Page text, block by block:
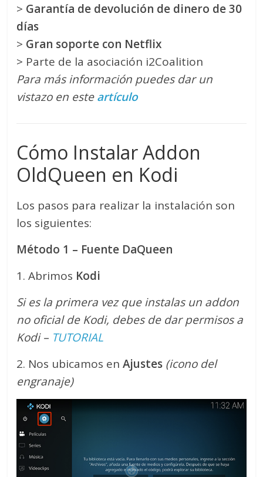
> Garantía de devolución de dinero de 30
días
> Gran soporte con Netflix
> Parte de la asociación i2Coalition
Para más información puedes dar un
vistazo en esteartículo
Cómo Instalar Addon
OldQueen en Kodi
Los pasos para realizar la instalación son
los siguientes:
Método 1 – Fuente DaQueen
1. Abrimos Kodi
Si es la primera vez que instalas un addon
no oficial de Kodi, debes de dar permisos a
Kodi – TUTORIAL
2. Nos ubicamos enAjustes (icono del
engranaje)